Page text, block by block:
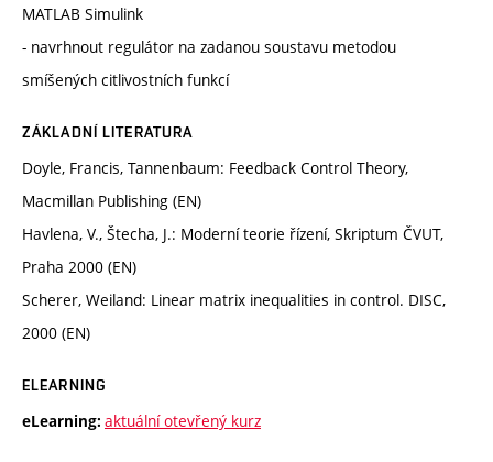
MATLAB Simulink
- navrhnout regulátor na zadanou soustavu metodou
smíšených citlivostních funkcí
ZÁKLADNÍ LITERATURA
Doyle, Francis, Tannenbaum: Feedback Control Theory,
Macmillan Publishing (EN)
Havlena, V., Štecha, J.: Moderní teorie řízení, Skriptum ČVUT,
Praha 2000 (EN)
Scherer, Weiland: Linear matrix inequalities in control. DISC,
2000 (EN)
ELEARNING
eLearning: aktuální otevřený kurz